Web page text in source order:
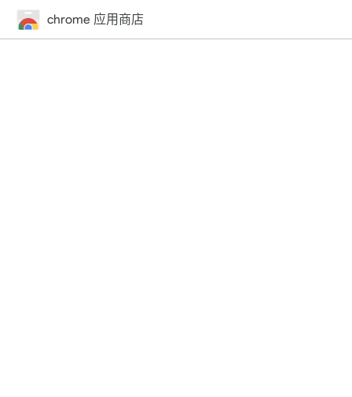
chrome 应用商店